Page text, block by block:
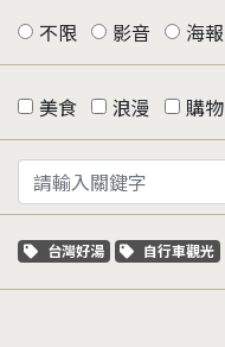
不限 影音 海報
美食 浪漫 購物
關鍵字標籤
台灣好湯 關鍵字標籤
自行車觀光